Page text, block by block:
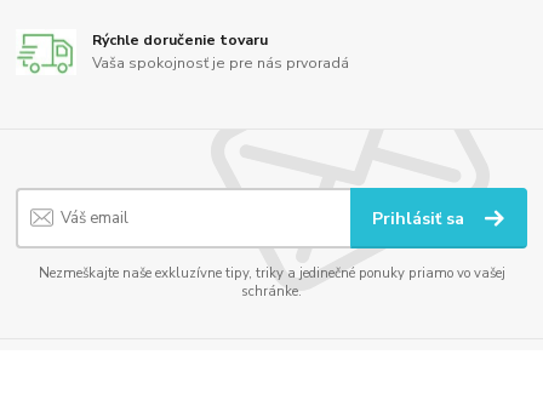
Rýchle doručenie tovaru
Vaša spokojnosť je pre nás prvoradá
Prihlásiť sa
Nezmeškajte naše exkluzívne tipy, triky a jedinečné ponuky priamo vo vašej
schránke.